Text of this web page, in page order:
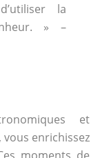
la
» –
et
enrichissez